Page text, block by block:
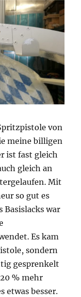
von
meine billigen
ist fast gleich
gleich an
Mit
so gut es
Basislacks war
Es kam
sondern
gesprenkelt
% mehr
etwas besser.